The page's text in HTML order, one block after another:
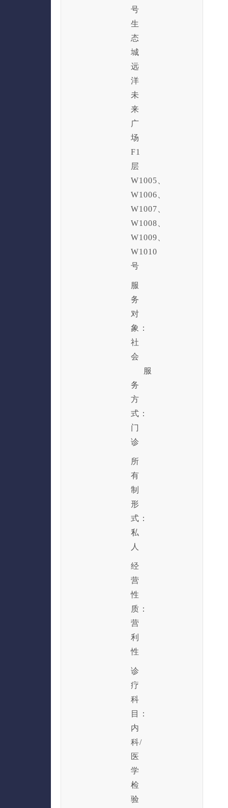
号
生
态
城
远
洋
未
来
广
场
F1
层
W1005、
W1006、
W1007、
W1008、
W1009、
W1010
号
服
务
对
象：
社
会
服
务
方
式：
门
诊
所
有
制
形
式：
私
人
经
营
性
质：
营
利
性
诊
疗
科
目：
内
科/
医
学
检
验